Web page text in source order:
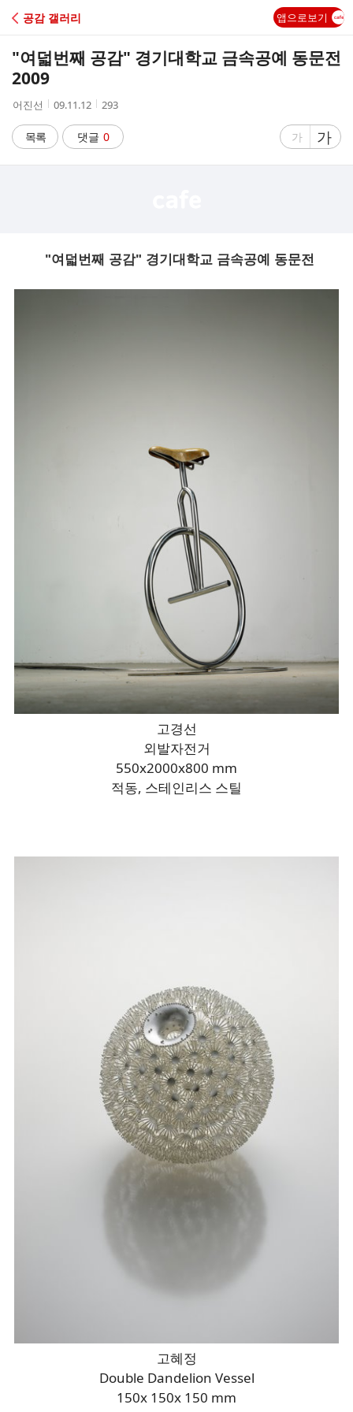
C
A
공감 갤러리 앱으로보기
"여덟번째 공감" 경기대학교 금속공예 동문전
2009
작
자
어진선
작
시
간
09.11.12
조
수
293
목록 댓글 0
글
게
가
글
자
가
"여덟번째 공감" 경기대학교 금속공예 동문전
고경선
외발자전거
550x2000x800 mm
적동, 스테인리스 스틸
고혜정
Double Dandelion Vessel
150x 150x 150 mm